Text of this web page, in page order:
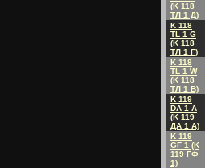
(K 118
TЛ 1 Д)
K 118
TL 1 G
(K 118
TЛ 1 Г)
K 118
TL 1 W
(K 118
TЛ 1 B)
K 119
DA 1 A
(K 119
ДA 1 A)
K 119
GF 1 (K
119 ГФ
1)